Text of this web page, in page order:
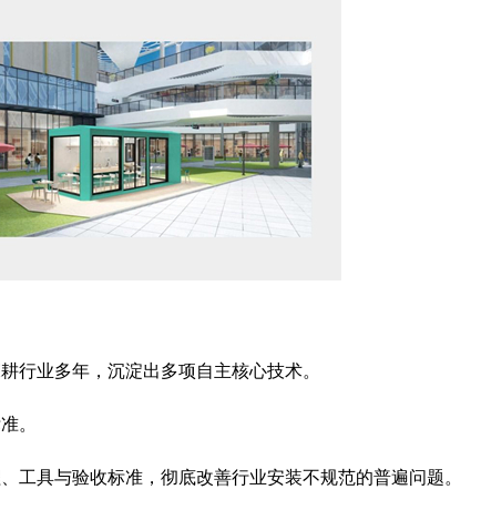
行业多年，沉淀出多项自主核心技术。
。
工具与验收标准，彻底改善行业安装不规范的普遍问题。